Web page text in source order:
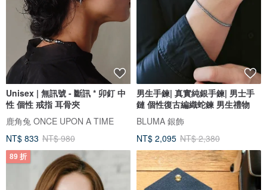
Unisex | 無訊號 - 斷訊 * 卯釘 中
性 個性 戒指 耳骨夾
鹿角兔 ONCE UPON A TIME
NT$ 833 NT$ 980
男生手鍊| 真實純銀手鍊| 男士手
鏈 個性復古編織蛇鍊 男生禮物
BLUMA 銀飾
NT$ 2,095 NT$ 2,380
89 折